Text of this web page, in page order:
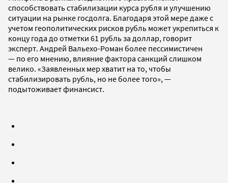
способствовать стабилизации курса рубля и улучшению
ситуации на рынке госдолга. Благодаря этой мере даже с
учетом геополитических рисков рубль может укрепиться к
концу года до отметки 61 рубль за доллар, говорит
эксперт. Андрей Вальехо-Роман более пессимистичен
— по его мнению, влияние фактора санкций слишком
велико. «Заявленных мер хватит на то, чтобы
стабилизировать рубль, но не более того», —
подытоживает финансист.